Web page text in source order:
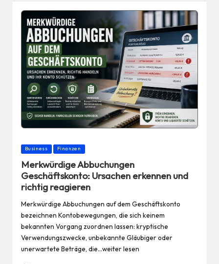
Posted
Business Finanzen
Merkwürdige Abbuchungen
Geschäftskonto: Ursachen erkennen und
richtig reagieren
Merkwürdige Abbuchungen auf dem Geschäftskonto
bezeichnen Kontobewegungen, die sich keinem
bekannten Vorgang zuordnen lassen: kryptische
Verwendungszwecke, unbekannte Gläubiger oder
unerwartete Beträge, die…weiter lesen